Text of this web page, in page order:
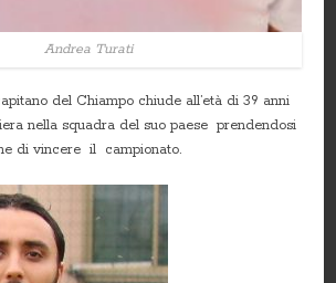
Andrea Turati
del Chiampo chiude all’età di 39 anni
nella squadra del suo paese prendendosi
di vincere il campionato.